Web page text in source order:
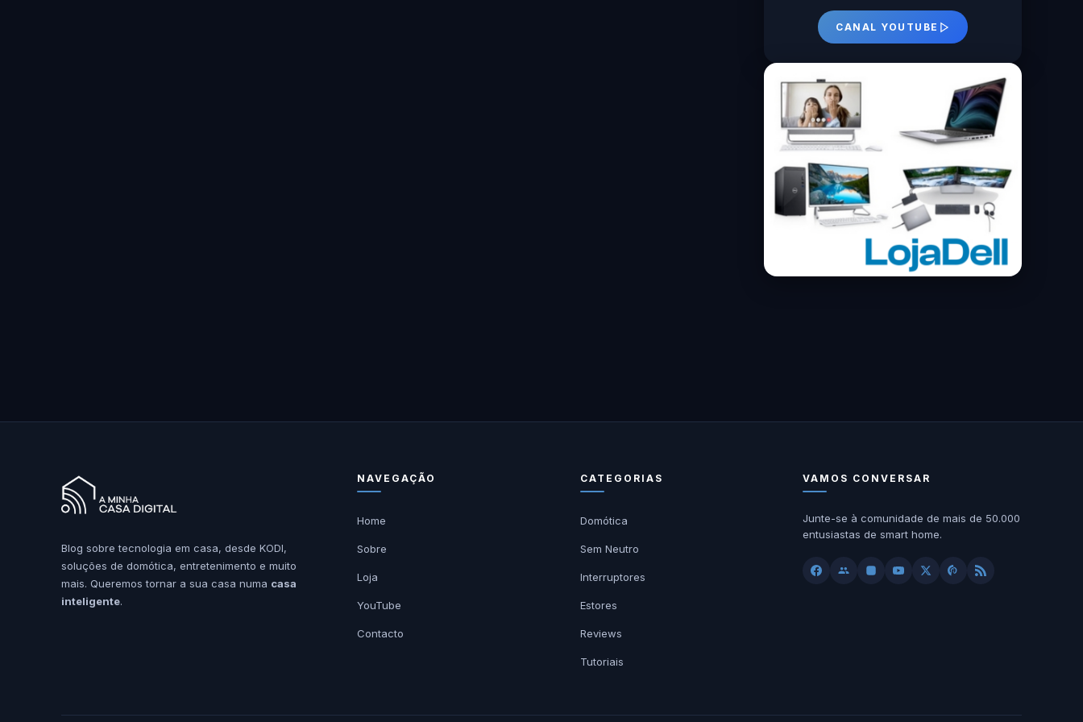
CANAL YOUTUBE
Blog sobre tecnologia em casa, desde KODI,
soluções de domótica, entretenimento e muito
mais. Queremos tornar a sua casa numa casa
inteligente.
NAVEGAÇÃO
Home
Sobre
Loja
YouTube
Contacto
CATEGORIAS
Domótica
Sem Neutro
Interruptores
Estores
Reviews
Tutoriais
VAMOS CONVERSAR
Junte-se à comunidade de mais de 50.000
entusiastas de smart home.